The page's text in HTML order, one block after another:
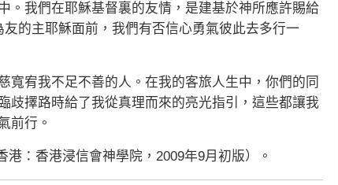
我們在耶穌基督裏的友情，是建基於神所應許賜給
的主耶穌面前，我們有否信心勇氣彼此去多行一
宥我不足不善的人。在我的客旅人生中，你們的同
歧擇路時給了我從真理而來的亮光指引，這些都讓我
前行。
：香港浸信會神學院，2009年9月初版）。